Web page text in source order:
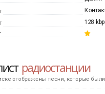
128
радиостанции
отображены песни, которые